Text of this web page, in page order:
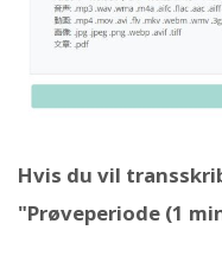
Hvis du vil
"Prøveperiode (1